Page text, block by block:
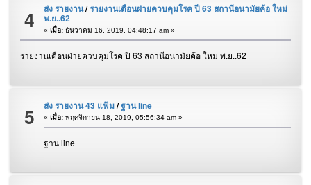
4 ส่ง รายงาน/รายงานเดือนฝ่ายควบคุมโรค ปี 63 สถานีอนามัยค้อ ใหม่
พ.ย..62
« เมื่อ:ธันวาคม 16, 2019, 04:48:17 am »
รายงานเดือนฝ่ายควบคุมโรค ปี 63 สถานีอนามัยค้อ ใหม่ พ.ย..62
5 ส่ง รายงาน 43 แฟ้ม/ฐาน line
« เมื่อ:พฤศจิกายน 18, 2019, 05:56:34 am »
ฐาน line